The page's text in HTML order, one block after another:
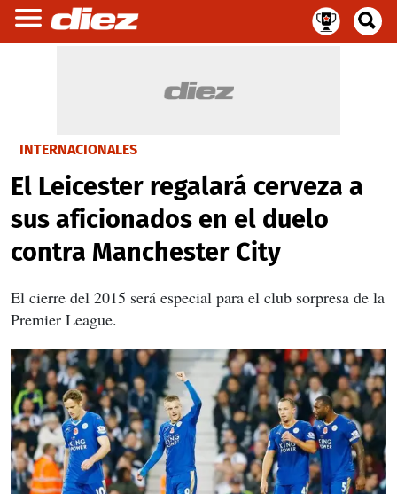
INTERNACIONALES
El Leicester regalará cerveza a
sus aficionados en el duelo
contra Manchester City
El cierre del 2015 será especial para el club sorpresa de la
Premier League.